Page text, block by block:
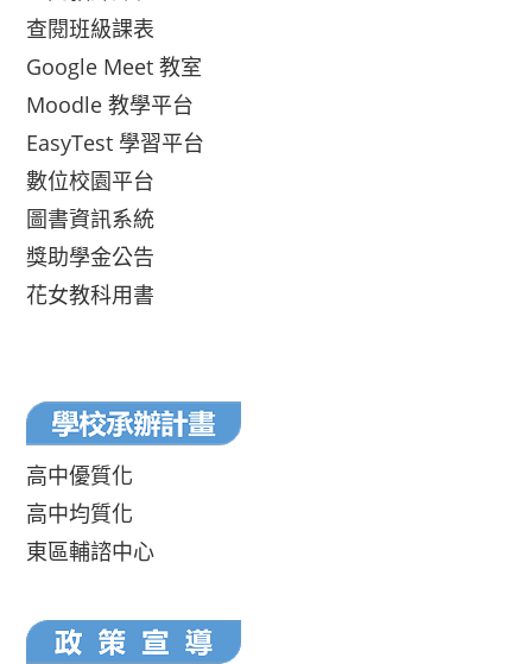
查閱班級課表
Google Meet 教室
Moodle 教學平台
EasyTest 學習平台
數位校園平台
圖書資訊系統
獎助學金公告
花女教科用書
高中優質化
高中均質化
東區輔諮中心